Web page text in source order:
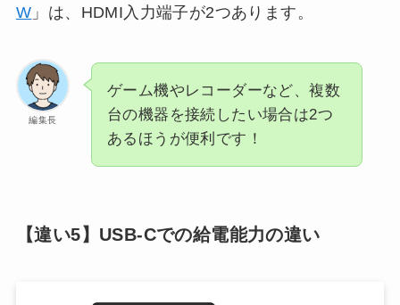
W 」は、HDMI入力端子が2つあります。
編集長
ゲーム機やレコーダーなど、複数
台の機器を接続したい場合は2つ
あるほうが便利です！
【違い5】USB-Cでの給電能力の違い